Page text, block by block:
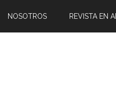
NOSOTROS REVISTA EN